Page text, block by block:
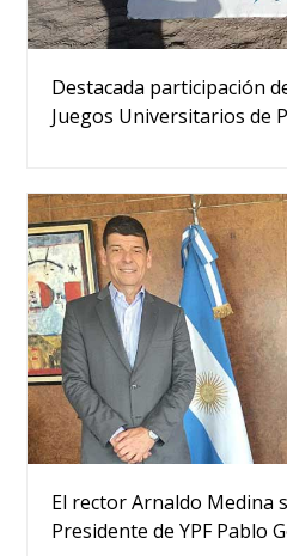
Destacada participación
Juegos Universitarios de
El rector Arnaldo Medina
Presidente de YPF Pablo